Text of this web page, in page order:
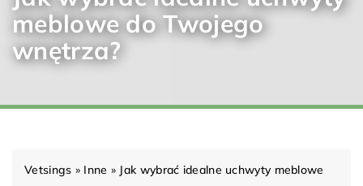
meblowe do Twojego
wnętrza?
Vetsings » Inne » Jak wybrać idealne uchwyty meblowe